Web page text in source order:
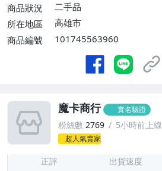
商品狀況
二手品
所在地區
高雄市
商品編號
101745563960
魔卡商行 實名驗證
粉絲數 2769 5小時前上線
超人氣賣家
正評 出貨速度